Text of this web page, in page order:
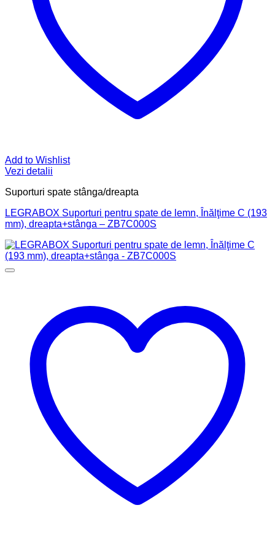
Add to Wishlist
Vezi detalii
Suporturi spate stânga/dreapta
LEGRABOX Suporturi pentru spate de lemn, Înălţime C (193
mm), dreapta+stânga – ZB7C000S